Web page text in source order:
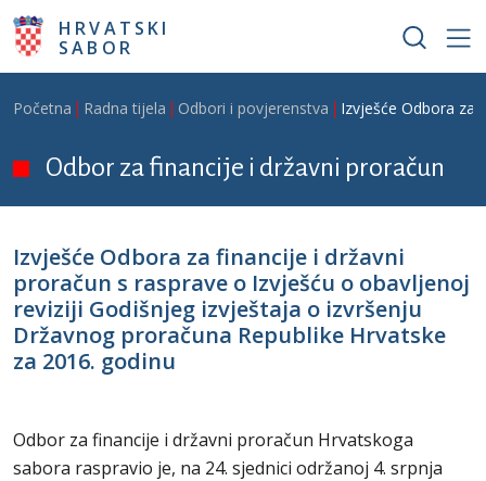
Skoči na glavni sadržaj
HRVATSKI
SABOR
Breadcrumb
Početna Radna tijela Odbori i povjerenstva Izvješće Odbora za
Odbor za financije i državni proračun
Izvješće Odbora za financije i državni
proračun s rasprave o Izvješću o obavljenoj
reviziji Godišnjeg izvještaja o izvršenju
Državnog proračuna Republike Hrvatske
za 2016. godinu
Odbor za financije i državni proračun Hrvatskoga
sabora raspravio je, na 24. sjednici održanoj 4. srpnja